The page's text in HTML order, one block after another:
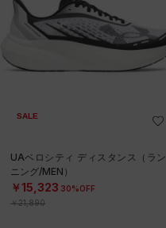
SALE
UAベロシティ ディスタンス（ラン
ニング/MEN）
￥15,323 30%OFF
￥21,890